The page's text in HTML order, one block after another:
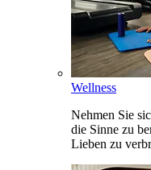
Wellness
Nehmen Sie
die Sinne zu
Lieben zu